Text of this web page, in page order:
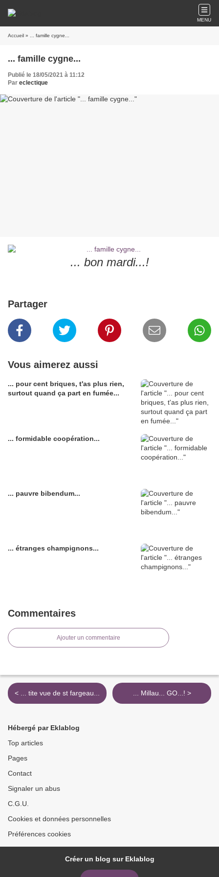
MENU
Accueil » ... famille cygne...
... famille cygne...
Publié le 18/05/2021 à 11:12
Par eclectique
... bon mardi...!
Partager
Vous aimerez aussi
... pour cent briques, t'as plus rien,
surtout quand ça part en fumée...
... formidable coopération...
... pauvre bibendum...
... étranges champignons...
Commentaires
Ajouter un commentaire
< ... tite vue de st fargeau... ... Millau... GO...! >
Hébergé par Eklablog
Top articles
Pages
Contact
Signaler un abus
C.G.U.
Cookies et données personnelles
Préférences cookies
Créer un blog sur Eklablog